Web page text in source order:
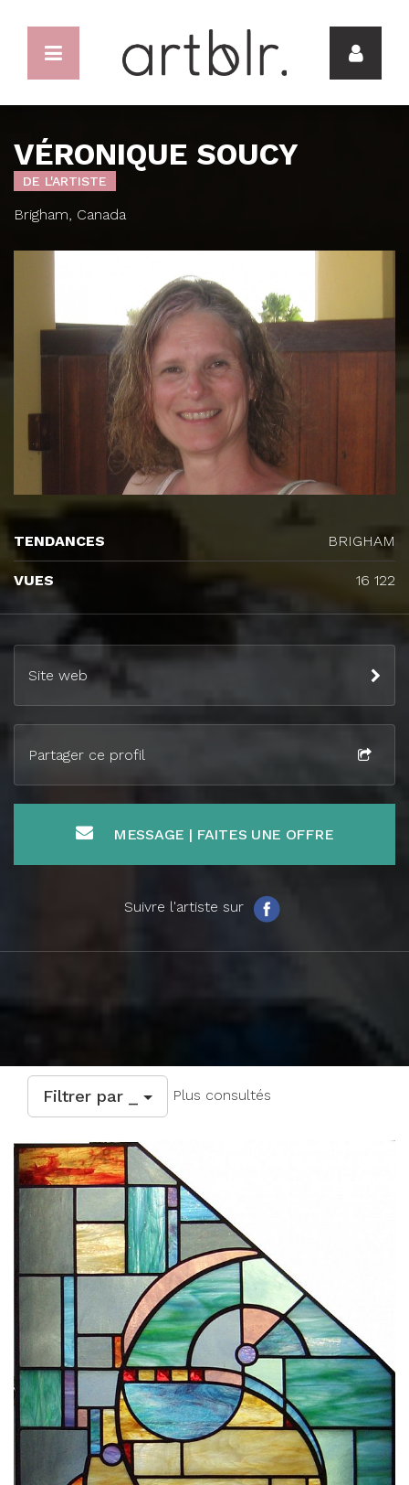
VÉRONIQUE SOUCY
DE L'ARTISTE
Brigham, Canada
Suivre l'artiste sur
Site web
Partager ce profil
MESSAGE | FAITES UNE OFFRE
TENDANCES BRIGHAM
VUES 16 122
Filtrer par _ Plus consultés